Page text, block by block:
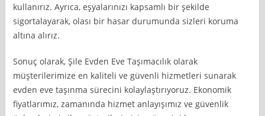
kullanırız. Ayrıca, eşyalarınızı kapsamlı bir şekilde
sigortalayarak, olası bir hasar durumunda sizleri koruma
altına alırız.
Sonuç olarak, Şile Evden Eve Taşımacılık olarak
müşterilerimize en kaliteli ve güvenli hizmetleri sunarak
evden eve taşınma sürecini kolaylaştırıyoruz. Ekonomik
fiyatlarımız, zamanında hizmet anlayışımız ve güvenlik